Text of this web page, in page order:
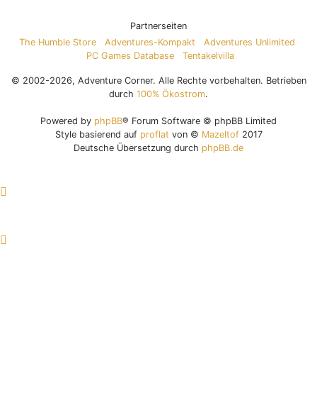
Partnerseiten
The Humble Store
Adventures-Kompakt
Adventures Unlimited
PC Games Database
Tentakelvilla
© 2002-2026, Adventure Corner. Alle Rechte vorbehalten. Betrieben
durch 100% Ökostrom.
Powered by phpBB® Forum Software © phpBB Limited
Style basierend auf proflat von © Mazeltof2017
Deutsche Übersetzung durch phpBB.de